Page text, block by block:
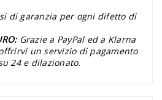
di garanzia per ogni difetto di
Grazie a PayPal ed a Klarna
un servizio di pagamento
24 e dilazionato.